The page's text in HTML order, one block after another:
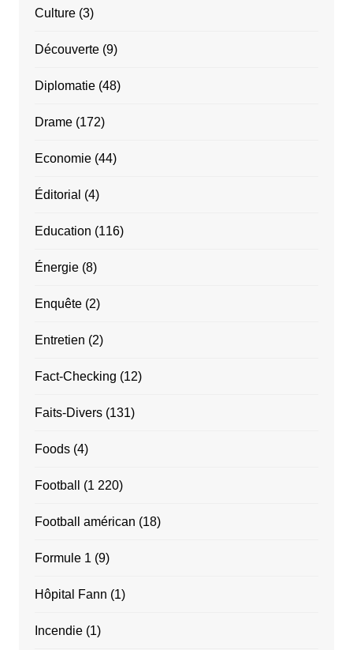
Culture(3)
Découverte(9)
Diplomatie(48)
Drame(172)
Economie(44)
Éditorial (4)
Education (116)
Énergie(8)
Enquête(2)
Entretien (2)
Fact-Checking (12)
Faits-Divers(131)
Foods(4)
Football (1 220)
Football américan (18)
Formule 1 (9)
Hôpital Fann (1)
Incendie(1)